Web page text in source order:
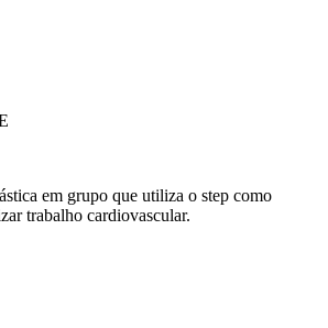
em grupo que utiliza o step como
trabalho cardiovascular.